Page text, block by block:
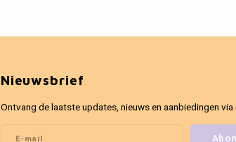
Nieuwsbrief
Ontvang de laatste updates, nieuws en aanbiedingen via